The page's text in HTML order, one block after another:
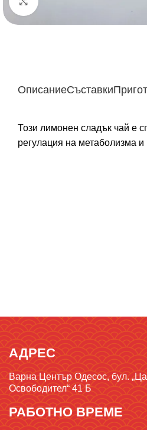
ОписаниеСъставки
Този лимонен сладък чай е
регулация на метаболизма
АДРЕС
Варна Център Одесос, бул.
Освободител“ 41 Б
РАБОТНО ВРЕМЕ